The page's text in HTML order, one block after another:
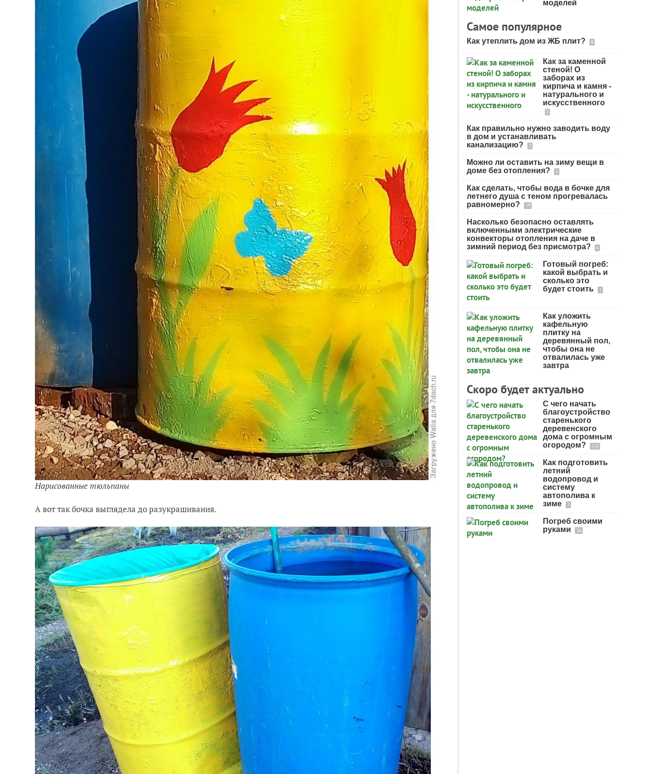
Нарисованные тюльпаны
А вот так бочка выглядела до разукрашивания.
моделей
Самое популярное
Как утеплить дом из ЖБ плит? 8
Как за каменной
стеной! О
заборах из
кирпича и камня -
натурального и
искусственного
3
Как правильно нужно заводить воду
в дом и устанавливать
канализацию?
2
Можно ли оставить на зиму вещи в
доме без отопления?
5
Как сделать, чтобы вода в бочке для
летнего душа с теном прогревалась
равномерно?
19
Насколько безопасно оставлять
включенными электрические
конвекторы отопления на даче в
зимний период без присмотра?
6
Готовый погреб:
какой выбрать и
сколько это
будет стоить
1
Как уложить
кафельную
плитку на
деревянный пол,
чтобы она не
отвалилась уже
завтра
Скоро будет актуально
С чего начать
благоустройство
старенького
деревенского
дома с огромным
огородом?
115
Как подготовить
летний
водопровод и
систему
автополива к
зиме
1
Погреб своими
руками
26